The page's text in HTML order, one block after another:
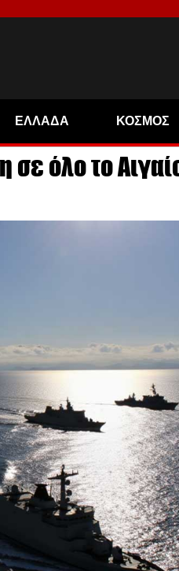
ΕΛΛΑΔΑ ΚΟΣΜΟΣ
σε όλο το